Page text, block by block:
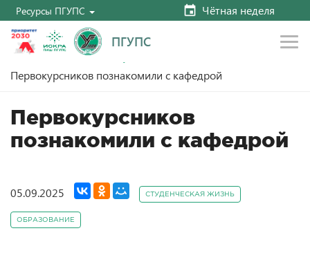
Ресурсы ПГУПС Чётная неделя
ПГУПС
Главная Новости
Первокурсников познакомили с кафедрой
Первокурсников
познакомили с кафедрой
05.09.2025 СТУДЕНЧЕСКАЯ ЖИЗНЬ
ОБРАЗОВАНИЕ